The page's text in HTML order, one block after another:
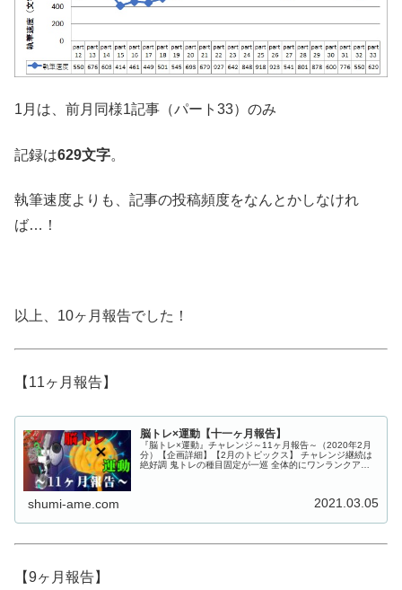
1月は、前月同様1記事（パート33）のみ
記録は629文字。
執筆速度よりも、記事の投稿頻度をなんとかしなけれ
ば…！
以上、10ヶ月報告でした！
【11ヶ月報告】
脳トレ×運動【十一ヶ月報告】
『脳トレ×運動』チャレンジ～11ヶ月報告～（2020年2月
分）【企画詳細】【2月のトピックス】 チャレンジ継続は
絶好調 鬼トレの種目固定が一巡 全体的にワンランクアッ
shumi-ame.com 2021.03.05
【9ヶ月報告】